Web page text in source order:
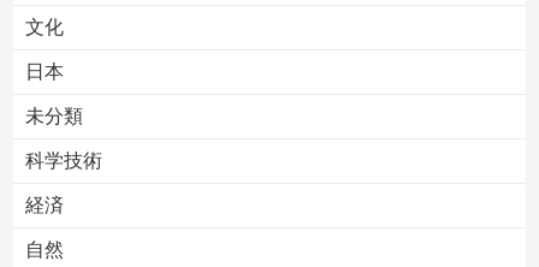
文化
日本
未分類
科学技術
経済
自然